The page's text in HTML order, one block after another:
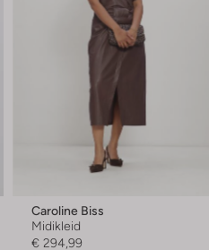
Caroline Biss
Midikleid
€ 294,99